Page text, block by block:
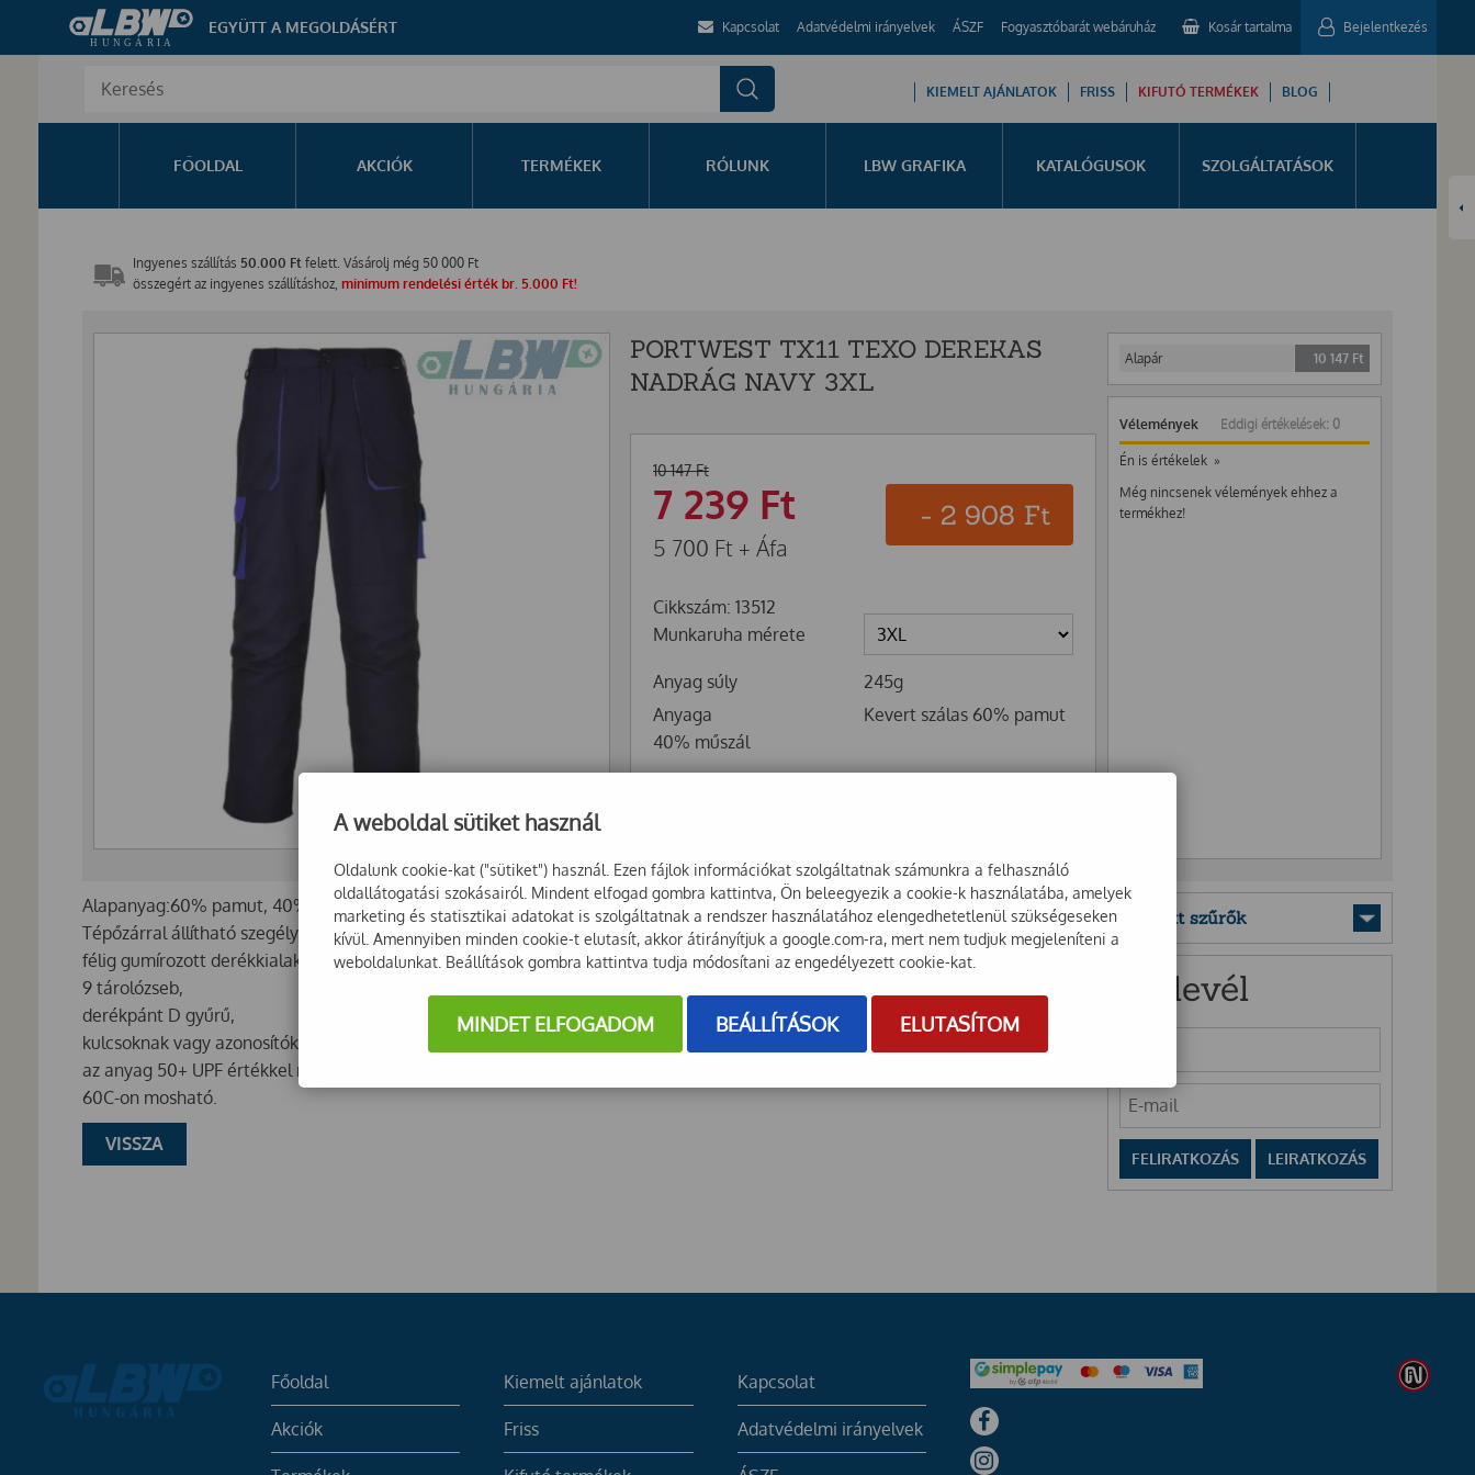
EGYÜTT A MEGOLDÁSÉRT Kapcsolat Adatvédelmi irányelvek ÁSZF Fogyasztóbarát webáruház Kosár tartalma Bejelentkezés
KIEMELT AJÁNLATOK FRISS KIFUTÓ TERMÉKEK BLOG
FŐOLDAL AKCIÓK TERMÉKEK RÓLUNK LBW GRAFIKA KATALÓGUSOK SZOLGÁLTATÁSOK
Ingyenes szállítás 50.000 Ft felett. Vásárolj még 50 000 Ft
összegért az ingyenes szállításhoz, minimum rendelési érték br. 5.000 Ft!
PORTWEST TX11 TEXO DEREKAS
NADRÁG NAVY 3XL
10 147Ft
- 2 908 Ft
7 239 Ft
5 700 Ft + Áfa
Cikkszám: 13512
Munkaruha mérete
Anyag súly
245g
Anyaga
Kevert szálas 60% pamut
40% műszál
Alapanyag:60% pamut, 40% poiészter 245g.
Tépőzárral állítható szegély,
félig gumírozott derékkialakítás,
9 tárolózseb,
derékpánt D gyűrű,
kulcsoknak vagy azonosítókártyának,
az anyag 50+ UPF értékkel rendelkezik, így a káros UV sugárzás 98%-át blokkolja,
60C-on mosható.
VISSZA
Alapár 10 147 Ft
Vélemények Eddigi értékelések: 0
Én is értékelek »
Még nincsenek vélemények ehhez a
termékhez!
Mentett szűrők
Hírlevél
Főoldal
Akciók
Kiemelt ajánlatok
Friss
Kapcsolat
Adatvédelmi irányelvek
A weboldal sütiket használ
Oldalunk cookie-kat ("sütiket") használ. Ezen fájlok információkat szolgáltatnak számunkra a felhasználó
oldallátogatási szokásairól. Mindent elfogad gombra kattintva, Ön beleegyezik a cookie-k használatába, amelyek
marketing és statisztikai adatokat is szolgáltatnak a rendszer használatához elengedhetetlenül szükségeseken
kívül. Amennyiben minden cookie-t elutasít, akkor átirányítjuk a google.com-ra, mert nem tudjuk megjeleníteni a
weboldalunkat. Beállítások gombra kattintva tudja módosítani az engedélyezett cookie-kat.
MINDET ELFOGADOM BEÁLLÍTÁSOK ELUTASÍTOM